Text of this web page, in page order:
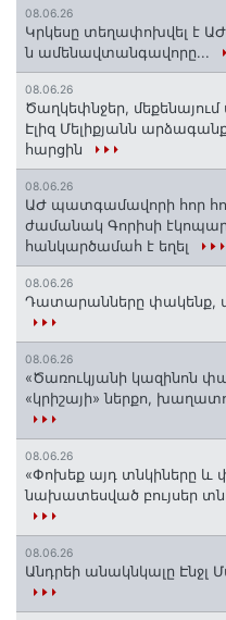
08.06.26
Կրկեսը տեղափոխվել է
ն ամենավտանգավորը...
08.06.26
Ծաղկեփնջեր,
Էլիզ Մելիքյանն
հարցին
08.06.26
ԱԺ պատգամավորի հոր
ժամանակ Գորիսի
հանկարծամահ է եղել
08.06.26
Դատարանները փակենք,
08.06.26
«Ծառուկյանի կազինոն
«կրիշայի» ներքո,
08.06.26
«Փոխեք այդ տնկիները և
նախատեսված բույսեր
08.06.26
Անդրեի անակնկալը Էնջլ